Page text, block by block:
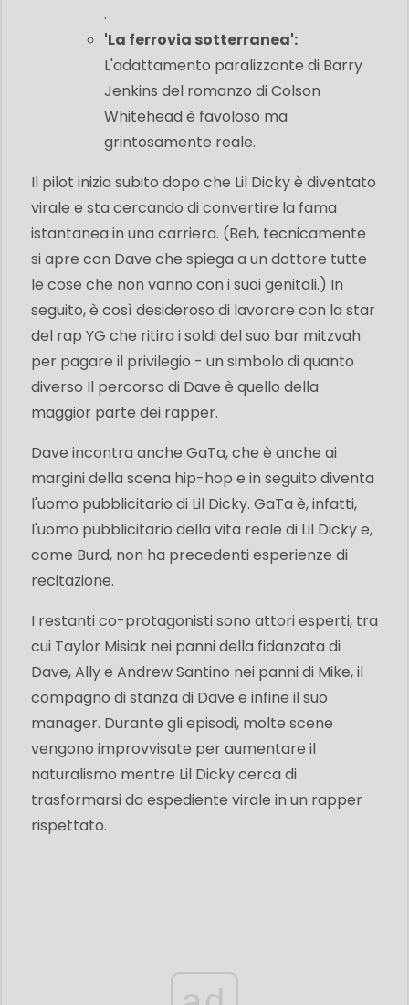
.
'La ferrovia sotterranea':
L'adattamento paralizzante di Barry
Jenkins del romanzo di Colson
Whitehead è favoloso ma
grintosamente reale.
Il pilot inizia subito dopo che Lil Dicky è diventato
virale e sta cercando di convertire la fama
istantanea in una carriera. (Beh, tecnicamente
si apre con Dave che spiega a un dottore tutte
le cose che non vanno con i suoi genitali.) In
seguito, è così desideroso di lavorare con la star
del rap YG che ritira i soldi del suo bar mitzvah
per pagare il privilegio - un simbolo di quanto
diverso Il percorso di Dave è quello della
maggior parte dei rapper.
Dave incontra anche GaTa, che è anche ai
margini della scena hip-hop e in seguito diventa
l'uomo pubblicitario di Lil Dicky. GaTa è, infatti,
l'uomo pubblicitario della vita reale di Lil Dicky e,
come Burd, non ha precedenti esperienze di
recitazione.
I restanti co-protagonisti sono attori esperti, tra
cui Taylor Misiak nei panni della fidanzata di
Dave, Ally e Andrew Santino nei panni di Mike, il
compagno di stanza di Dave e infine il suo
manager. Durante gli episodi, molte scene
vengono improvvisate per aumentare il
naturalismo mentre Lil Dicky cerca di
trasformarsi da espediente virale in un rapper
rispettato.